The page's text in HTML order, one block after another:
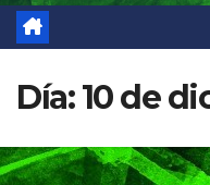
Día:10 de